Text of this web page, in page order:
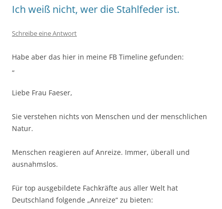
Ich weiß nicht, wer die Stahlfeder ist.
Schreibe eine Antwort
Habe aber das hier in meine FB Timeline gefunden:
„
Liebe Frau Faeser,
Sie verstehen nichts von Menschen und der menschlichen
Natur.
Menschen reagieren auf Anreize. Immer, überall und
ausnahmslos.
Für top ausgebildete Fachkräfte aus aller Welt hat
Deutschland folgende „Anreize“ zu bieten: